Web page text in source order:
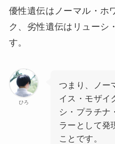
優性遺伝はノーマル・ホ
ク、劣性遺伝はリューシ
す。
ひろ
つまり、ノー
イス・モザイ
シ・プラチナ
ラーとして発
ことです。